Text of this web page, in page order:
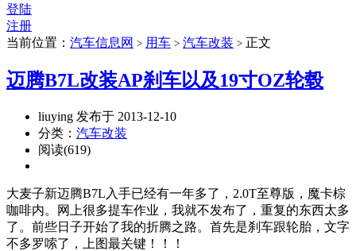
登陆
注册
当前位置： 汽车信息网 > 用车 > 汽车改装 > 正文
迈腾B7L改装AP刹车以及19寸OZ轮毂
liuying 发布于 2013-12-10
分类： 汽车改装
阅读(619)
大麦子新迈腾B7L入手已经有一年多了，2.0T至尊版，魔卡棕
咖啡内。网上很多提车作业，我就不发布了，重复的东西太多
了。前些日子开始了我的折腾之路。首先是刹车跟轮胎，文字
不多罗嗦了，上图最关键！！！